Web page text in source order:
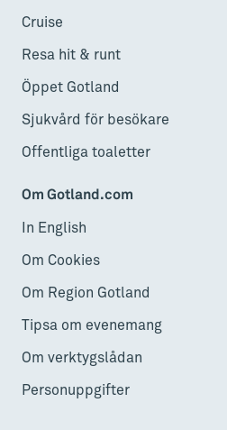
Cruise
Resa hit & runt
Öppet Gotland
Sjukvård för besökare
Offentliga toaletter
Om Gotland.com
In English
Om Cookies
Om Region Gotland
Tipsa om evenemang
Om verktygslådan
Personuppgifter